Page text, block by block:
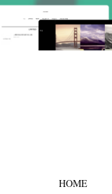
HOME